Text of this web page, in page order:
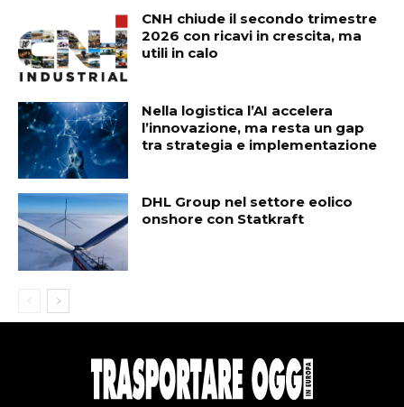
CNH chiude il secondo trimestre
2026 con ricavi in crescita, ma
utili in calo
Nella logistica l’AI accelera
l’innovazione, ma resta un gap
tra strategia e implementazione
DHL Group nel settore eolico
onshore con Statkraft